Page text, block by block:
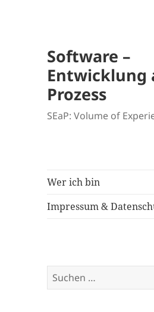
Software –
Entwicklung
Prozess
SEaP: Volume of
Wer ich bin
Impressum &
Suchen
nach: